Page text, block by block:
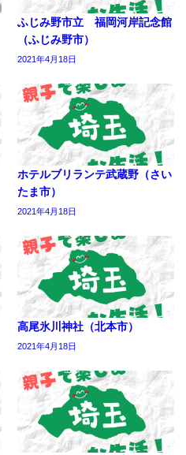
ふじみ野市立 福岡河岸記念館
（ふじみ野市）
2021年4月18日
ホテルブリランテ武蔵野（さい
たま市）
2021年4月18日
高尾氷川神社（北本市）
2021年4月18日